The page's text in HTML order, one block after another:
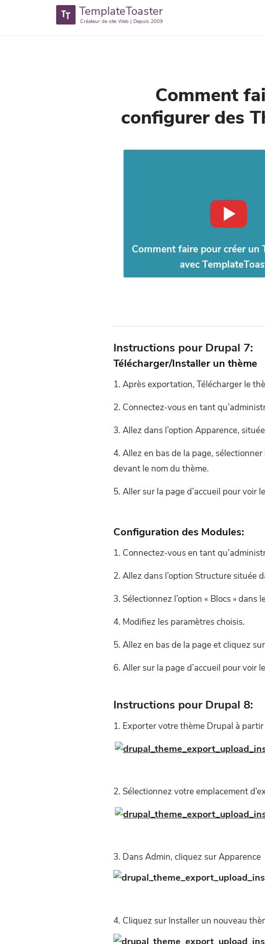
TemplateToaster
Créateur de site Web | Depuis 2009
Comment
configurer des
Comment faire pour créer un
avec
Instructions pour Drupal 7:
Télécharger/Installer un thème
Après exportation, Télécharger le
Connectez-vous en tant
Allez dans l’option Apparence,
Allez en bas de la page,
devant le nom du thème.
Aller sur la page d’accueil pour voir
Configuration des Modules:
Connectez-vous en tant
Allez dans l’option Structure située
Sélectionnez l’option « Blocs » dans
Modifiez les paramètres choisis.
Allez en bas de la page et cliquez
Aller sur la page d’accueil pour voir
Instructions pour Drupal 8:
Exporter votre thème Drupal à
Sélectionnez votre emplacement
Dans Admin, cliquez sur Apparence
Cliquez sur Installer un nouveau